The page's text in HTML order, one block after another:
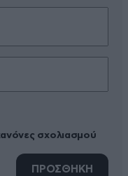
σχολιασμού
ΠΡΟΣΘΗΚΗ